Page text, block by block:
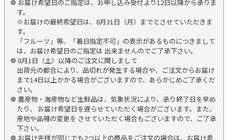
お届け希望日のご指定は、お申し込み受付より12日以降から承りま
す。
※お届けの最終希望日は、8月31日（月）までとさせていただきま
す。
「フルーツ」等、「着日指定不可」の表示があるものにつきまして
は、お届け希望日のご指定は 出来ませんのでご了承下さい。
8月1日（土）以降のご注文に関しまして
出荷元の都合により、品切れが発生する場合や、ご注文からお届け
まで14日以上かかる場合がございますので、あらかじめご了承くだ
さい。
農産物・海産物など生鮮品は、気象状況により、承り終了日を早め
たり、 お届け希望日を遅らせていただく場合がございます。また、
産地や品種の変更を させていただく場合もございますので、ご了承
下さい。
お届け先様が同じでも2つ以上の商品をご注文の場合は、お届け希